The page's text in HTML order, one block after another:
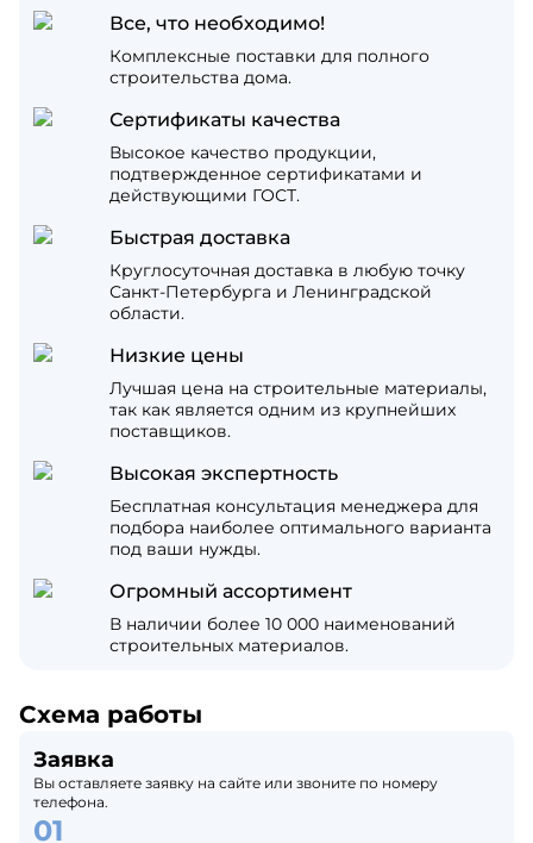
Все, что необходимо!
Комплексные поставки для полного
строительства дома.
Сертификаты качества
Высокое качество продукции,
подтвержденное сертификатами и
действующими ГОСТ.
Быстрая доставка
Круглосуточная доставка в любую точку
Санкт-Петербурга и Ленинградской
области.
Низкие цены
Лучшая цена на строительные материалы,
так как является одним из крупнейших
поставщиков.
Высокая экспертность
Бесплатная консультация менеджера для
подбора наиболее оптимального варианта
под ваши нужды.
Огромный ассортимент
В наличии более 10 000 наименований
строительных материалов.
Схема работы
Заявка
Вы оставляете заявку на сайте или звоните по номеру
телефона.